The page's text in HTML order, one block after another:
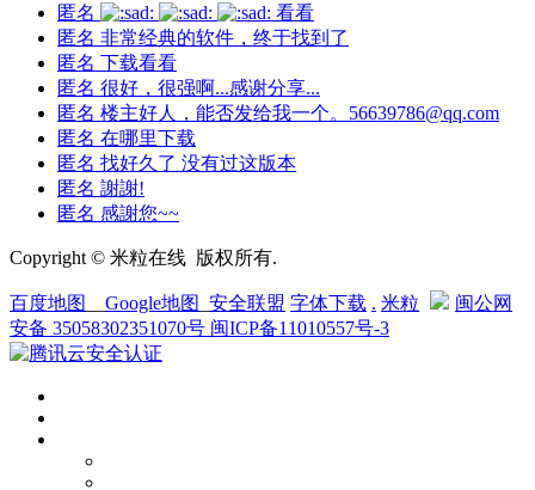
匿名
看看
匿名 非常经典的软件，终于找到了
匿名 下载看看
匿名 很好，很强啊...感谢分享...
匿名 楼主好人，能否发给我一个。56639786@qq.com
匿名 在哪里下载
匿名 找好久了 没有过这版本
匿名 謝謝!
匿名 感謝您~~
Copyright © 米粒在线 版权所有.
百度地图 Google地图 安全联盟 字体下载 . 米粒
闽公网
安备 35058302351070号 闽ICP备11010557号-3